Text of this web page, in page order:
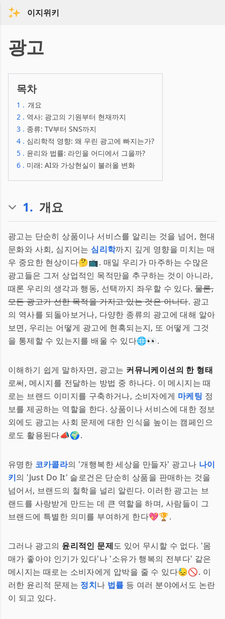
이지위키
광고
목차
1 . 개요
2 . 역사: 광고의 기원부터 현재까지
3 . 종류: TV부터 SNS까지
4 . 심리학적 영향: 왜 우린 광고에 빠지는가?
5 . 윤리와 법률: 라인을 어디에서 그을까?
6 . 미래: AI와 가상현실이 불러올 변화
1. 개요
광고는 단순히 상품이나 서비스를 알리는 것을 넘어, 현대
문화와 사회, 심지어는 심리학까지 깊게 영향을 미치는 매
우 중요한 현상이다🤔📺. 매일 우리가 마주하는 수많은
광고들은 그저 상업적인 목적만을 추구하는 것이 아니라,
때론 우리의 생각과 행동, 선택까지 좌우할 수 있다. 물론,
모든 광고가 선한 목적을 가지고 있는 것은 아니다. 광고
의 역사를 되돌아보거나, 다양한 종류의 광고에 대해 알아
보면, 우리는 어떻게 광고에 현혹되는지, 또 어떻게 그것
을 통제할 수 있는지를 배울 수 있다🌐👀.
이해하기 쉽게 말하자면, 광고는 커뮤니케이션의 한 형태
로써, 메시지를 전달하는 방법 중 하나다. 이 메시지는 때
로는 브랜드 이미지를 구축하거나, 소비자에게 마케팅 정
보를 제공하는 역할을 한다. 상품이나 서비스에 대한 정보
외에도 광고는 사회 문제에 대한 인식을 높이는 캠페인으
로도 활용된다📣🌍.
유명한 코카콜라의 '개행복한 세상을 만들자' 광고나 나이
키의 'Just Do It' 슬로건은 단순히 상품을 판매하는 것을
넘어서, 브랜드의 철학을 널리 알린다. 이러한 광고는 브
랜드를 사랑받게 만드는 데 큰 역할을 하며, 사람들이 그
브랜드에 특별한 의미를 부여하게 한다💖🏆.
그러나 광고의 윤리적인 문제도 있어 무시할 수 없다. '몸
매가 좋아야 인기가 있다'나 '소유가 행복의 전부다' 같은
메시지는 때로는 소비자에게 압박을 줄 수 있다😓🚫. 이
러한 윤리적 문제는 정치나 법률 등 여러 분야에서도 논란
이 되고 있다.